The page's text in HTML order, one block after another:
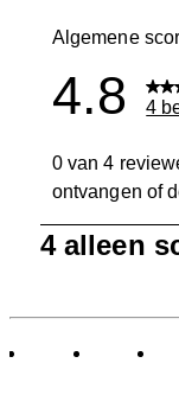
Algemene
4.8 4
0 van 4
ontvangen of
van
4 alleen